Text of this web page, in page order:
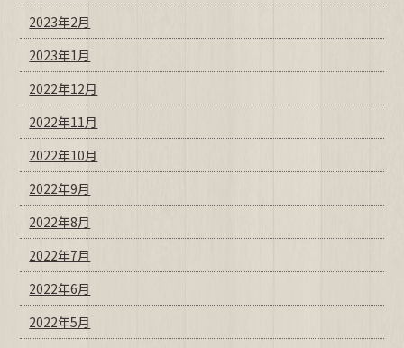
2023年2月
2023年1月
2022年12月
2022年11月
2022年10月
2022年9月
2022年8月
2022年7月
2022年6月
2022年5月